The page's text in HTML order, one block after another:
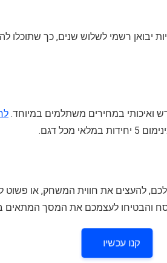
רשמי לשלוש שנים, כך שתוכלו
במחירים משתלמים במיוחד.
להעצים את חווית המשחק, או פשוט
קנו עכשיו